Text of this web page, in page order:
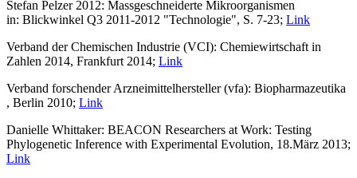
Stefan Pelzer 2012: Massgeschneiderte Mikroorganismen
in: Blickwinkel Q3 2011-2012 "Technologie", S. 7-23; Link
Verband der Chemischen Industrie (VCI): Chemiewirtschaft in
Zahlen 2014, Frankfurt 2014; Link
Verband forschender Arzneimittelhersteller (vfa): Biopharmazeutika
, Berlin 2010; Link
Danielle Whittaker: BEACON Researchers at Work: Testing
Phylogenetic Inference with Experimental Evolution, 18.März 2013;
Link